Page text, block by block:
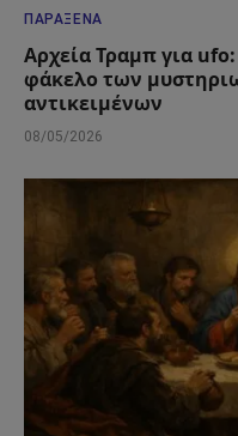
ΠΑΡΆΞΕΝΑ
Αρχεία Τραμπ για
φάκελο των
αντικειμένων
08/05/2026